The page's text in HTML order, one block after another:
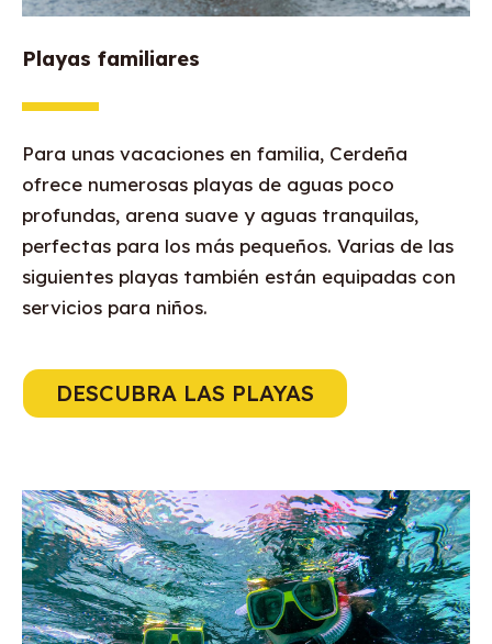
Playas familiares
Para unas vacaciones en familia, Cerdeña
ofrece numerosas playas de aguas poco
profundas, arena suave y aguas tranquilas,
perfectas para los más pequeños. Varias de las
siguientes playas también están equipadas con
servicios para niños.
DESCUBRA LAS PLAYAS